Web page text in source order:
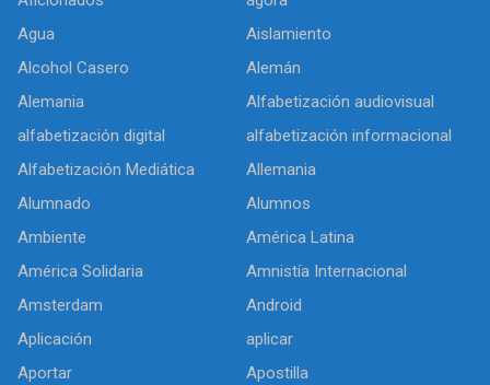
Agua
Aislamiento
Alcohol Casero
Alemán
Alemania
Alfabetización audiovisual
alfabetización digital
alfabetización informacional
Alfabetización Mediática
Allemania
Alumnado
Alumnos
Ambiente
América Latina
América Solidaria
Amnistía Internacional
Amsterdam
Android
Aplicación
aplicar
Aportar
Apostilla